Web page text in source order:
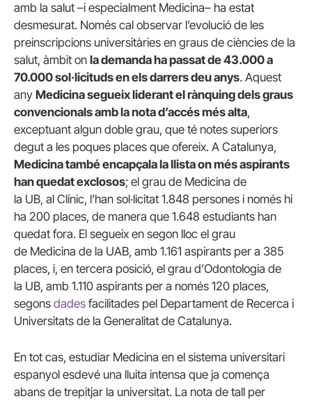
amb la salut –i especialment Medicina– ha estat
desmesurat. Només cal observar l’evolució de les
preinscripcions universitàries en graus de ciències de la
salut, àmbit on la demanda ha passat de 43.000 a
70.000 sol·licituds en els darrers deu anys. Aquest
any Medicina segueix liderant el rànquing dels graus
convencionals amb la nota d’accés més alta,
exceptuant algun doble grau, que té notes superiors
degut a les poques places que ofereix. A Catalunya,
Medicina també encapçala la llista on més aspirants
han quedat exclosos; el grau de Medicina de
la UB, al Clínic, l’han sol·licitat 1.848 persones i només hi
ha 200 places, de manera que 1.648 estudiants han
quedat fora. El segueix en segon lloc el grau
de Medicina de la UAB, amb 1.161 aspirants per a 385
places, i, en tercera posició, el grau d’Odontologia de
la UB, amb 1.110 aspirants per a només 120 places,
segons dades facilitades pel Departament de Recerca i
Universitats de la Generalitat de Catalunya.
En tot cas, estudiar Medicina en el sistema universitari
espanyol esdevé una lluita intensa que ja comença
abans de trepitjar la universitat. La nota de tall per